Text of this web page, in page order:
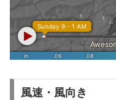
風速・風向き